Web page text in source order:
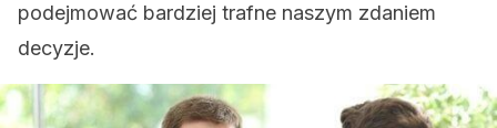
podejmować bardziej trafne naszym zdaniem
decyzje.